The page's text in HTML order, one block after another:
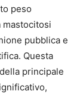
peso
mastocitosi
pubblica e
Questa
principale